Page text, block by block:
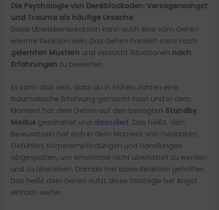
Die Psychologie von Denkblockaden: Versagensangst
und Trauma als häufige Ursache
Diese Überlebensreaktion kann auch eine vom Gehirn
erlernte Reaktion sein. Das Gehirn handelt stets nach
gelernten Mustern und versucht Situationen nach
Erfahrungen zu bewerten.
Es kann also sein, dass du in frühen Jahren eine
traumatische Erfahrung gemacht hast und in dem
Moment hat dein Gehirn auf den besagten Standby
Modus geschaltet und dissoziiert. Das heißt, dein
Bewusstsein hat sich in dem Moment von Gedanken,
Gefühlen, Körperempfindungen und Handlungen
abgespalten, um emotional nicht überlastet zu werden
und zu überleben. Damals hat diese Reaktion geholfen.
Das heißt dein Gehirn nutzt diese Strategie bei Angst
einfach weiter.